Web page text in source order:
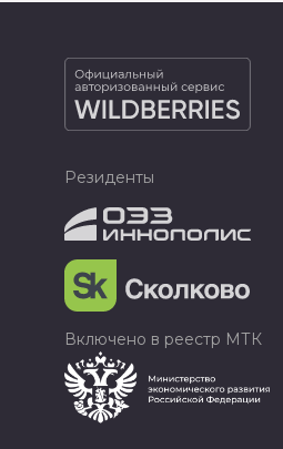
Резиденты
Включено в реестр МТК